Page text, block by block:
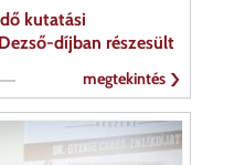
kutatási
díjban részesült
megtekintés